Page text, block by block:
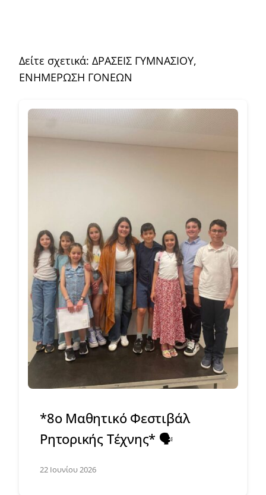
Δείτε σχετικά: ΔΡΑΣΕΙΣ ΓΥΜΝΑΣΙΟΥ,
ΕΝΗΜΕΡΩΣΗ ΓΟΝΕΩΝ
*8ο Μαθητικό Φεστιβάλ
Ρητορικής Τέχνης* 🗣️
22 Ιουνίου 2026